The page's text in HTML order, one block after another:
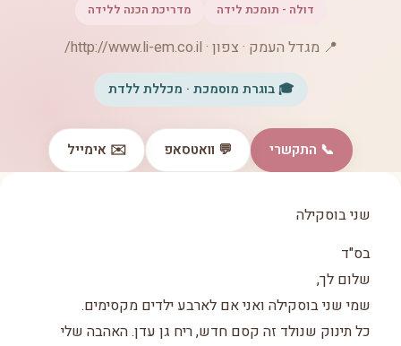
דולה - תומכת לידה
מדריכת הכנה ללידה
📍 מגדל העמק · צפון · http://www.li-em.co.il/
🎓 בוגרת מוסמכת · מכללת ללדת
📞 התקשרי 💬 וואטסאפ ✉️ אימייל
שני בוסקילה
בס"ד
שלום לך,
שמי שני בוסקילה ואני אם לארבע ילדים מקסימים.
כל תינוק שנולד זה קסם חדש, ריח גן עדן. האהבה שלי